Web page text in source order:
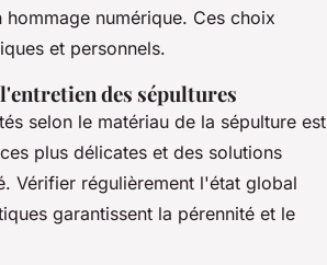
hommage numérique. Ces choix
et personnels.
des sépultures
selon le matériau de la sépulture est
plus délicates et des solutions
Vérifier régulièrement l'état global
garantissent la pérennité et le